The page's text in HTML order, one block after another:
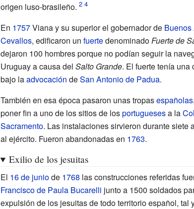
origen luso-brasileño.
En 1757Viana y su superior el gobernador de Buenos
Cevallos, edificaron un fuertedenominado Fuerte de
dejaron 100 hombres porque no podían seguir la
Uruguay a causa del Salto Grande. El fuerte tenía una
bajo laadvocación deSan Antonio de Padua.
También en esa época pasaron unas tropasespañolas
poner fin a uno de los sitios de losportuguesesa la
Sacramento. Las instalaciones sirvieron durante siete
al ejército. Fueron abandonadas en 1763.
Exilio de los jesuitas
El 16 de juniode 1768 las construcciones referidas
Francisco de Paula Bucarelli junto a 1500 soldados
expulsión de los jesuitas de todo territorio español, tal